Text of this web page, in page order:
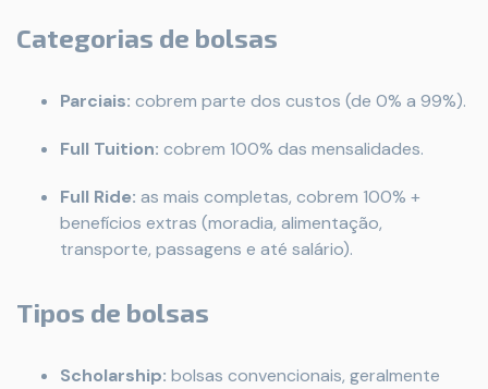
Categorias de bolsas
Parciais: cobrem parte dos custos (de 0% a 99%).
Full Tuition: cobrem 100% das mensalidades.
Full Ride: as mais completas, cobrem 100% +
benefícios extras (moradia, alimentação,
transporte, passagens e até salário).
Tipos de bolsas
Scholarship: bolsas convencionais, geralmente